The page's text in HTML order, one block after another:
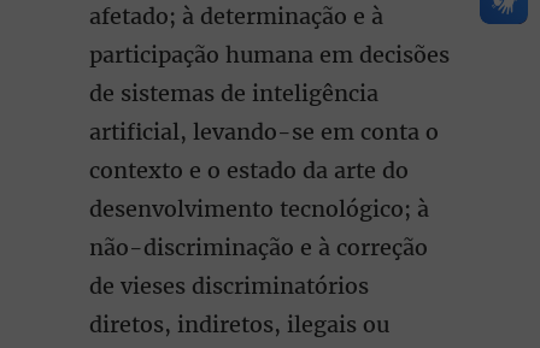
afetado; à determinação e à
participação humana em decisões
de sistemas de inteligência
artificial, levando-se em conta o
contexto e o estado da arte do
desenvolvimento tecnológico; à
não-discriminação e à correção
de vieses discriminatórios
diretos, indiretos, ilegais ou